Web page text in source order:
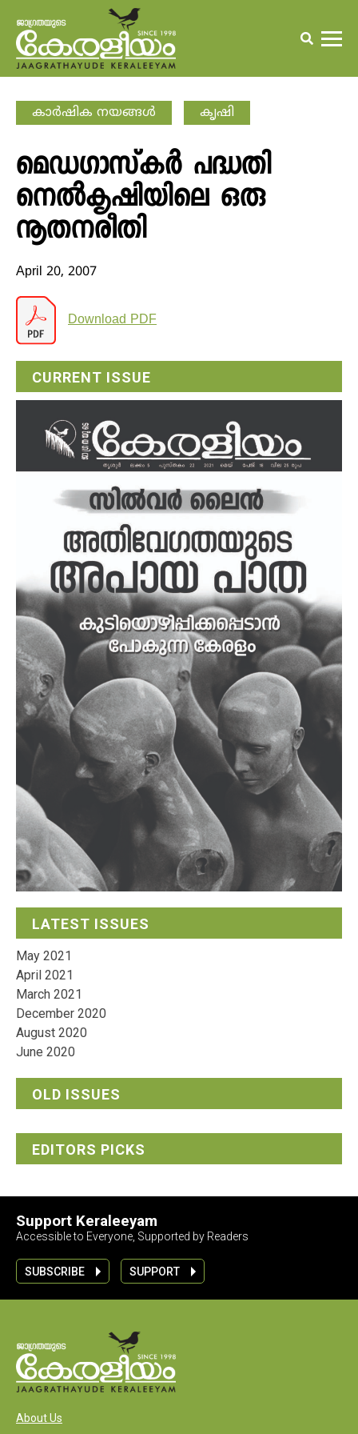
കാര്‍ഷിക നയങ്ങള്‍ കൃഷി
മെഡഗാസ്‌കര്‍ പദ്ധതി
നെല്‍കൃഷിയിലെ ഒരു
നൂതനരീതി
April 20, 2007
Download PDF
CURRENT ISSUE
LATEST ISSUES
May 2021
April 2021
March 2021
December 2020
August 2020
June 2020
OLD ISSUES
EDITORS PICKS
Support Keraleeyam
Accessible to Everyone, Supported by Readers
SUBSCRIBE SUPPORT
About Us